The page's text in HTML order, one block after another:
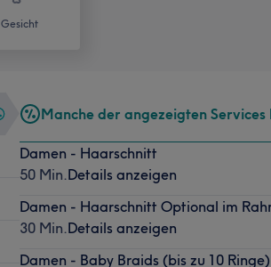
Gesicht
Manche der angezeigten
Damen - Haarschnitt
50 Min.Details anzeigen
Damen - Haarschnitt Optional im
30 Min.Details anzeigen
Damen - Baby Braids (bis zu 10 Ringe)